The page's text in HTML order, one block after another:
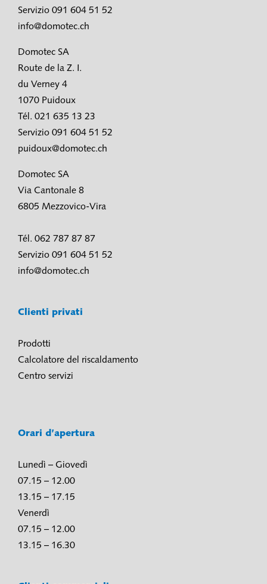
Servizio 091 604 51 52
info@domotec.ch
Domotec SA
Route de la Z. I.
du Verney 4
1070 Puidoux
Tél. 021 635 13 23
Servizio 091 604 51 52
puidoux@domotec.ch
Domotec SA
Via Cantonale 8
6805 Mezzovico-Vira
Tél. 062 787 87 87
Servizio 091 604 51 52
info@domotec.ch
Clienti privati
Prodotti
Calcolatore del riscaldamento
Centro servizi
Orari d’apertura
Lunedì – Giovedì
07.15 – 12.00
13.15 – 17.15
Venerdì
07.15 – 12.00
13.15 – 16.30